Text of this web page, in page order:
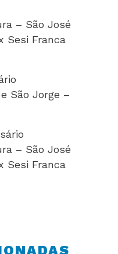
– São José
Sesi Franca
São Jorge –
– São José
Sesi Franca